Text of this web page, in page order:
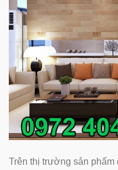
Trên thị trường sản phẩm